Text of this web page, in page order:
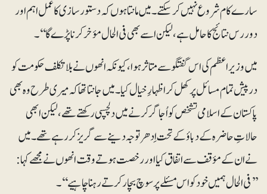
سارے کام شروع نہیں کرسکتے۔ میں مانتا ہوں کہ دستور سازی کا عمل اہم اور
دور رس نتائج کا حامل ہے، لیکن اسے بھی فی الحال مؤخر کرنا پڑے گا‘‘۔
میں وزیراعظم کی اس گفتگو سے متاثر ہوا، کیونکہ انھوں نے بلاتکلف حکومت کو
درپیش تمام مسائل پر کھل کر اظہارِ خیال کیا۔ میں جانتا تھا کہ میری طرح وہ بھی
پاکستان کے اسلامی تشخص کو اُجاگر کرنے میں دلچسپی رکھتے تھے، لیکن ابھی
حالاتِ حاضرہ کے دباؤ کے تحت اِدھر توجہ دینے سے گریز کرر ہے تھے۔ میں
نے ان کے مؤقف سے اتفاق کیا اور رخصت ہوتے وقت انھوں نے مجھے کہا:
’’فی الحال ہمیں خود کو اس مسئلے پر سوچ بچار کرتے رہنا چاہیے‘‘۔